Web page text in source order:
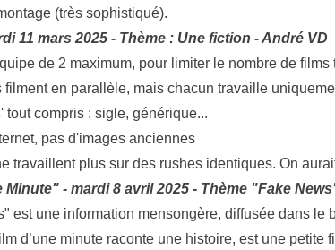
(très sophistiqué).
11 mars 2025 - Thème : Une fiction - André VD
de 2 maximum, pour limiter le nombre de films
filment en parallèle, mais chacun travaille
tout compris : sigle, générique...
pas d'images anciennes
travaillent plus sur des rushes identiques. On
- mardi 8 avril 2025 - Thème "Fake
est une information mensongère, diffusée dans le
d’une minute raconte une histoire, est une